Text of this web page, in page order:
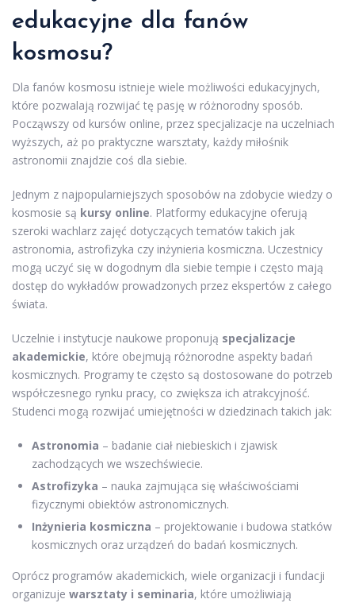
edukacyjne dla fanów
kosmosu?
Dla fanów kosmosu istnieje wiele możliwości edukacyjnych,
które pozwalają rozwijać tę pasję w różnorodny sposób.
Począwszy od kursów online, przez specjalizacje na uczelniach
wyższych, aż po praktyczne warsztaty, każdy miłośnik
astronomii znajdzie coś dla siebie.
Jednym z najpopularniejszych sposobów na zdobycie wiedzy o
kosmosie są kursy online. Platformy edukacyjne oferują
szeroki wachlarz zajęć dotyczących tematów takich jak
astronomia, astrofizyka czy inżynieria kosmiczna. Uczestnicy
mogą uczyć się w dogodnym dla siebie tempie i często mają
dostęp do wykładów prowadzonych przez ekspertów z całego
świata.
Uczelnie i instytucje naukowe proponują specjalizacje
akademickie, które obejmują różnorodne aspekty badań
kosmicznych. Programy te często są dostosowane do potrzeb
współczesnego rynku pracy, co zwiększa ich atrakcyjność.
Studenci mogą rozwijać umiejętności w dziedzinach takich jak:
Astronomia – badanie ciał niebieskich i zjawisk
zachodzących we wszechświecie.
Astrofizyka – nauka zajmująca się właściwościami
fizycznymi obiektów astronomicznych.
Inżynieria kosmiczna – projektowanie i budowa statków
kosmicznych oraz urządzeń do badań kosmicznych.
Oprócz programów akademickich, wiele organizacji i fundacji
organizuje warsztaty i seminaria, które umożliwiają